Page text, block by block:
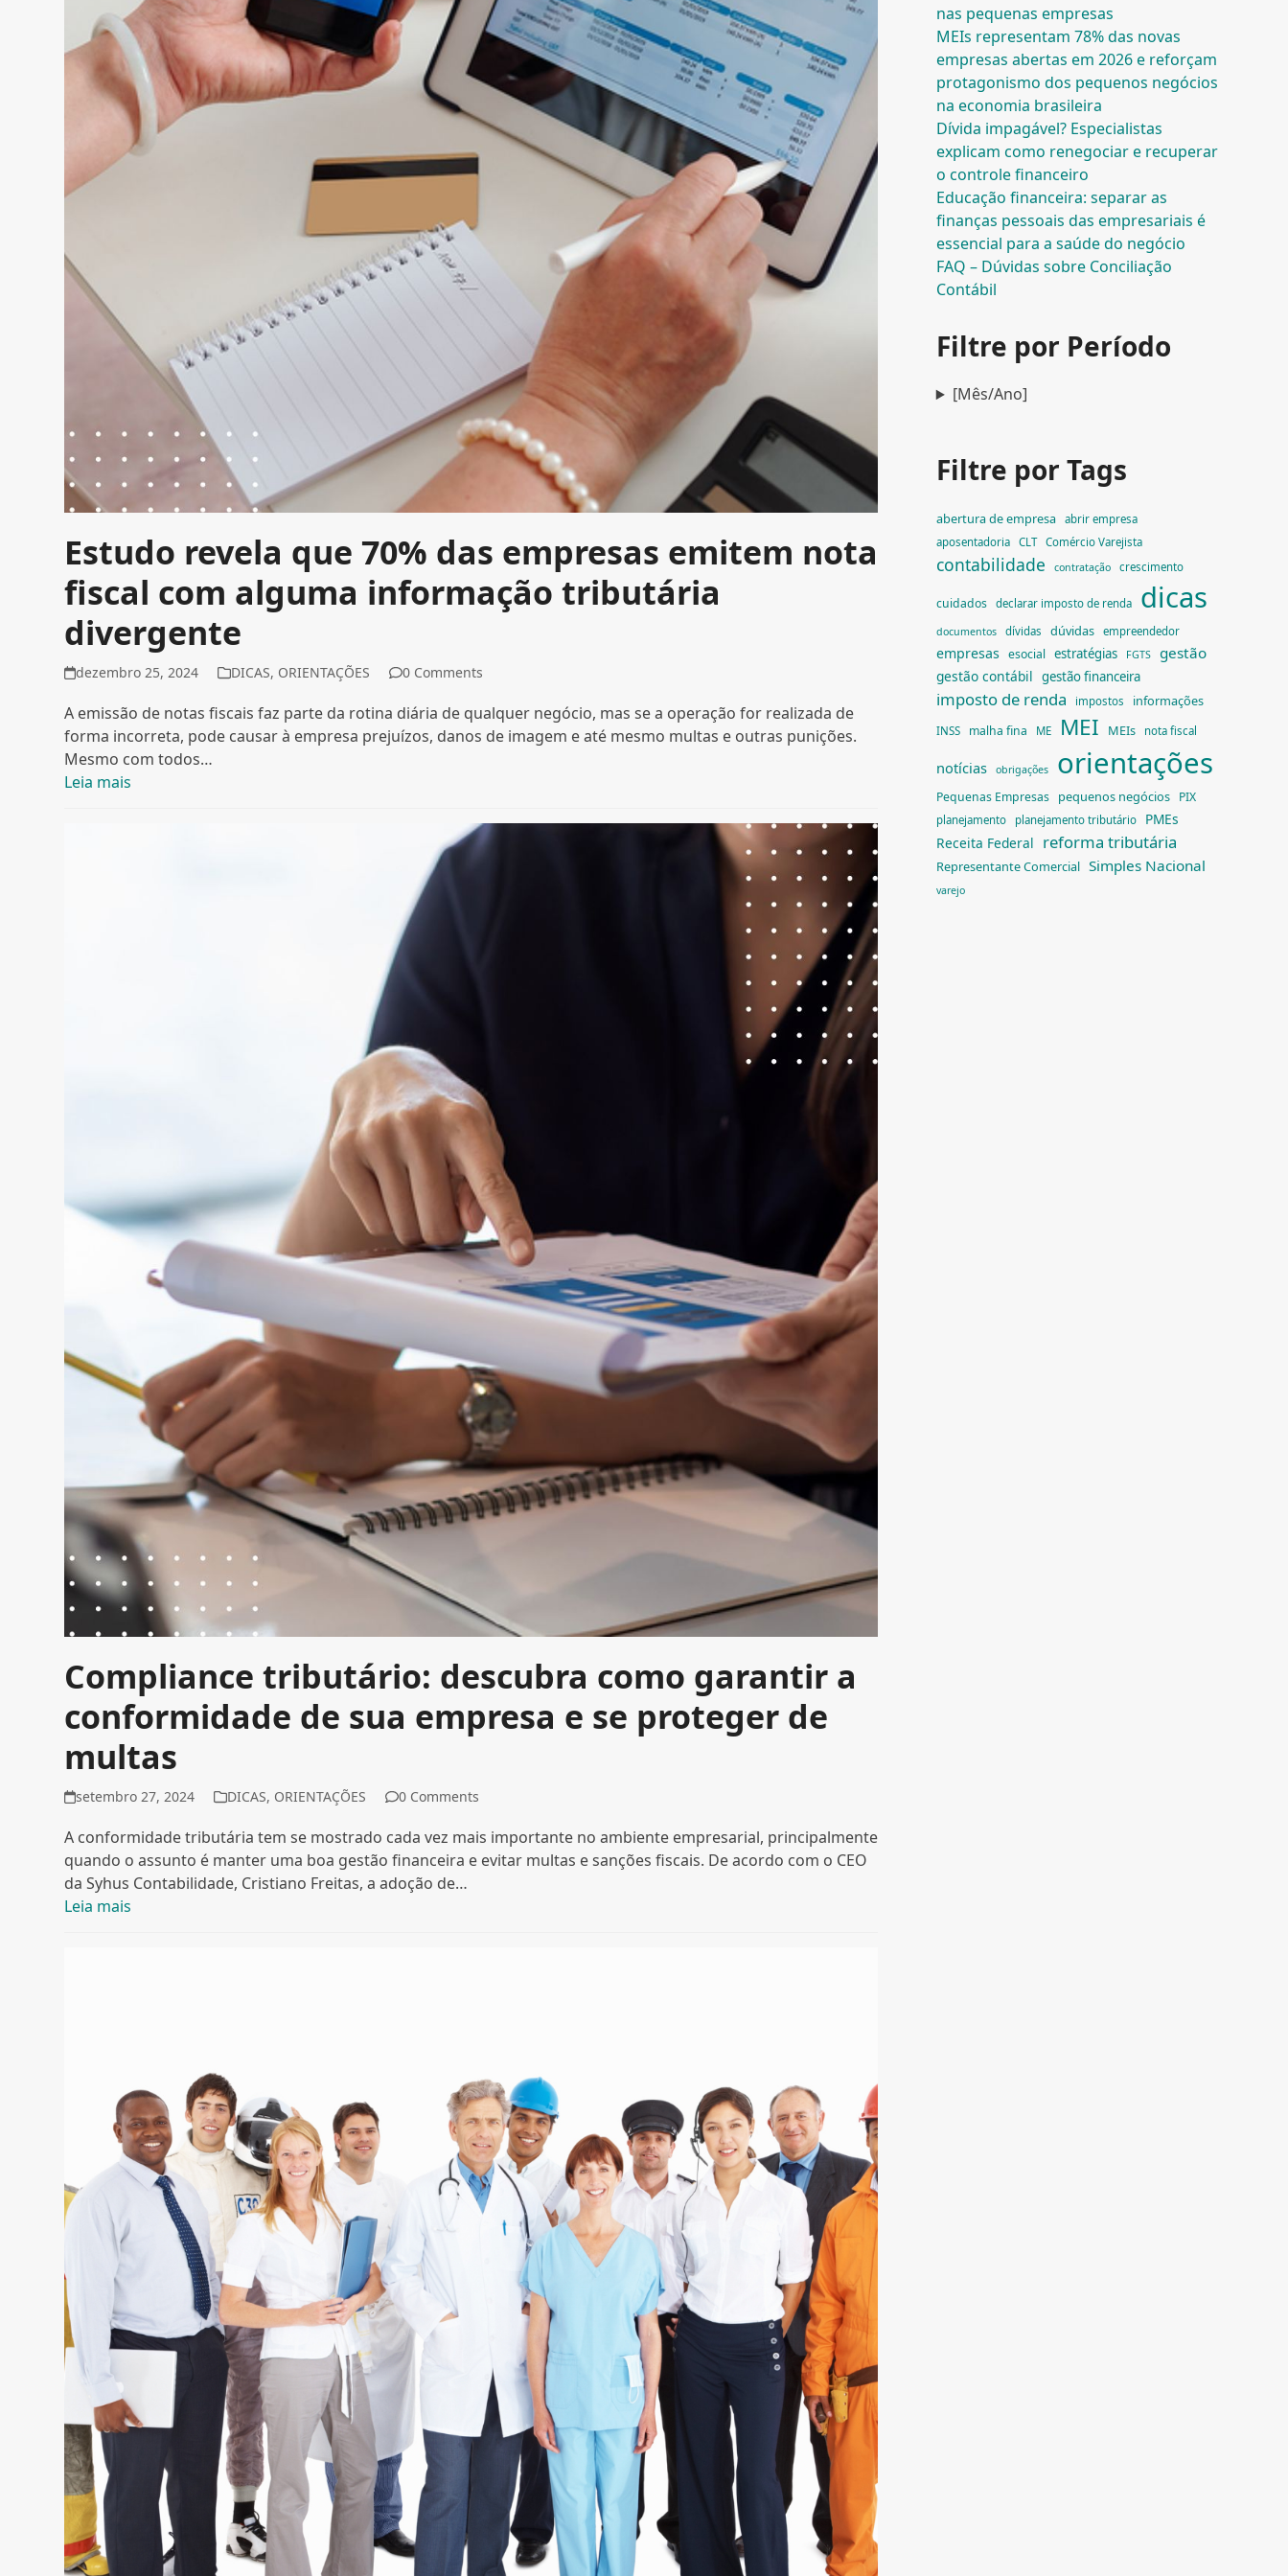
Estudo revela que 70% das empresas emitem nota
fiscal com alguma informação tributária
divergente
dezembro 25, 2024 DICAS, ORIENTAÇÕES 0 Comments
A emissão de notas fiscais faz parte da rotina diária de qualquer negócio, mas se a operação for realizada de
forma incorreta, pode causar à empresa prejuízos, danos de imagem e até mesmo multas e outras punições.
Mesmo com todos…
Leia mais
Compliance tributário: descubra como garantir a
conformidade de sua empresa e se proteger de
multas
setembro 27, 2024 DICAS, ORIENTAÇÕES 0 Comments
A conformidade tributária tem se mostrado cada vez mais importante no ambiente empresarial, principalmente
quando o assunto é manter uma boa gestão financeira e evitar multas e sanções fiscais. De acordo com o CEO
da Syhus Contabilidade, Cristiano Freitas, a adoção de…
Leia mais
nas pequenas empresas
MEIs representam 78% das novas
empresas abertas em 2026 e reforçam
protagonismo dos pequenos negócios
na economia brasileira
Dívida impagável? Especialistas
explicam como renegociar e recuperar
o controle financeiro
Educação financeira: separar as
finanças pessoais das empresariais é
essencial para a saúde do negócio
FAQ – Dúvidas sobre Conciliação
Contábil
Filtre por Período
[Mês/Ano]
Filtre por Tags
abertura de empresa
abrir empresa
aposentadoria
CLT Comércio Varejista
contabilidade contratação crescimento
cuidados declarar imposto de renda dicas
documentos dívidas dúvidas empreendedor
empresas esocial estratégias FGTS gestão
gestão contábil gestão financeira
imposto de renda impostos informações
INSS malha fina ME MEI MEIs nota fiscal
notícias obrigações orientações
Pequenas Empresas pequenos negócios PIX
planejamento planejamento tributário
PMEs
Receita Federal reforma tributária
Representante Comercial Simples Nacional
varejo